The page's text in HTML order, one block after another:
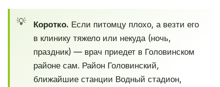
Коротко. Если питомцу плохо, а везти его
в клинику тяжело или некуда (ночь,
праздник) — врач приедет в Головинском
районе сам. Район Головинский,
ближайшие станции Водный стадион,